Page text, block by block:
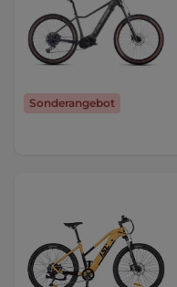
Sonderangebot